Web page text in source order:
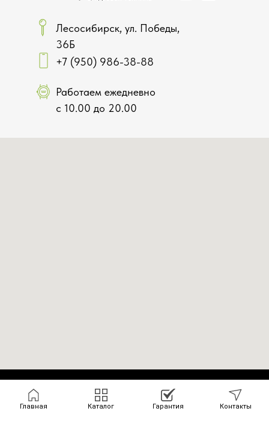
Главная Каталог Гарантия Контакты
Лесосибирск, ул. Победы,
36Б
+7 (950) 986-38-88
Работаем ежедневно
с 10.00 до 20.00
Made on Tilda